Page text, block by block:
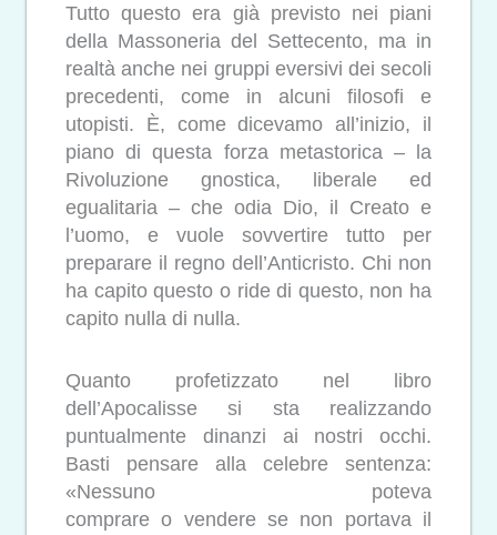
Tutto questo era già previsto nei piani
della Massoneria del Settecento, ma in
realtà anche nei gruppi eversivi dei secoli
precedenti, come in alcuni filosofi e
utopisti. È, come dicevamo all’inizio, il
piano di questa forza metastorica – la
Rivoluzione gnostica, liberale ed
egualitaria – che odia Dio, il Creato e
l’uomo, e vuole sovvertire tutto per
preparare il regno dell’Anticristo. Chi non
ha capito questo o ride di questo, non ha
capito nulla di nulla.
Quanto profetizzato nel libro
dell’Apocalisse si sta realizzando
puntualmente dinanzi ai nostri occhi.
Basti pensare alla celebre sentenza:
«Nessuno poteva
comprare o vendere se non portava il